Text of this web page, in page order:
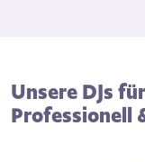
Unsere DJs
Professionell